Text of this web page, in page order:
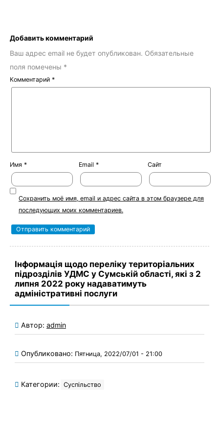
Добавить комментарий
Ваш адрес email не будет опубликован. Обязательные
поля помечены *
Комментарий *
Имя * Email * Сайт
Сохранить моё имя, email и адрес сайта в этом браузере для
последующих моих комментариев.
Інформація щодо переліку територіальних
підрозділів УДМС у Сумській області, які з 2
липня 2022 року надаватимуть
адміністративні послуги
Автор: admin
Опубликовано: Пятница, 2022/07/01 - 21:00
Категории: Суспільство